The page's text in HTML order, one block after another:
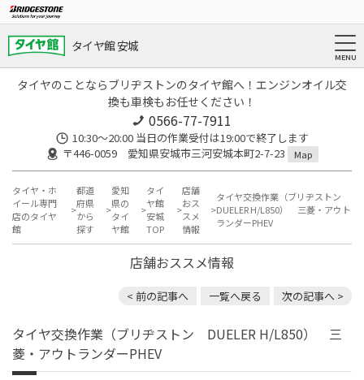
タイヤ館 安城
タイヤのことならブリヂストンのタイヤ館へ！エンジンオイル交
換も車検もお任せください！
0566-77-7911
10:30〜20:00 当日の作業受付は19:00で終了します
〒446-0059 愛知県安城市三河安城本町2-7-23
Map
タイヤ・ホ
イール専門
店のタイヤ
館
都道
府県
から
探す
愛知
県の
タイ
ヤ館
タイ
ヤ館
安城
TOP
店舗
おス
スメ
情報
タイヤ交換作業（ブリヂストン
DUELER H/L850） 三菱・アウト
ランダーPHEV
店舗おススメ情報
< 前の記事へ 一覧へ戻る 次の記事へ >
タイヤ交換作業（ブリヂストン DUELER H/L850） 三
菱・アウトランダーPHEV